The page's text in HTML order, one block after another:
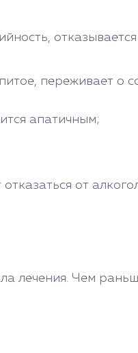
переживает о
апатичным;
от
лечения. Чем